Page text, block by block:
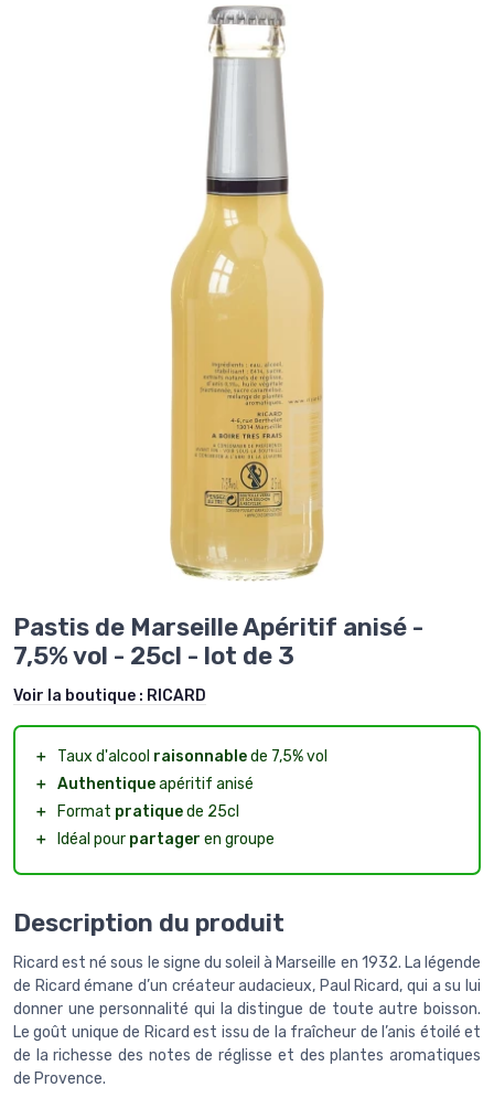
Pastis de Marseille Apéritif anisé -
7,5% vol - 25cl - lot de 3
Voir la boutique : RICARD
＋ Taux d'alcool raisonnablede 7,5% vol
＋ Authentiqueapéritif anisé
＋
Format pratiquede 25cl
＋
Idéal pour partager en groupe
Description du produit
Ricard est né sous le signe du soleil à Marseille en 1932. La légende
de Ricard émane d’un créateur audacieux, Paul Ricard, qui a su lui
donner une personnalité qui la distingue de toute autre boisson.
Le goût unique de Ricard est issu de la fraîcheur de l’anis étoilé et
de la richesse des notes de réglisse et des plantes aromatiques
de Provence.